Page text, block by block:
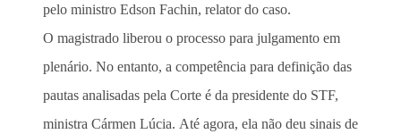
pelo ministro Edson Fachin, relator do caso.
O magistrado liberou o processo para julgamento em
plenário. No entanto, a competência para definição das
pautas analisadas pela Corte é da presidente do STF,
ministra Cármen Lúcia. Até agora, ela não deu sinais de